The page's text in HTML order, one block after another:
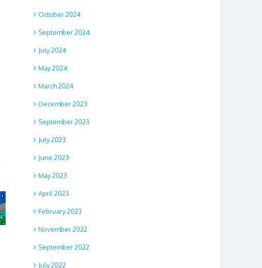
October 2024
September 2024
July 2024
May 2024
March 2024
December 2023
September 2023
July 2023
June 2023
May 2023
April 2023
February 2023
November 2022
September 2022
July 2022